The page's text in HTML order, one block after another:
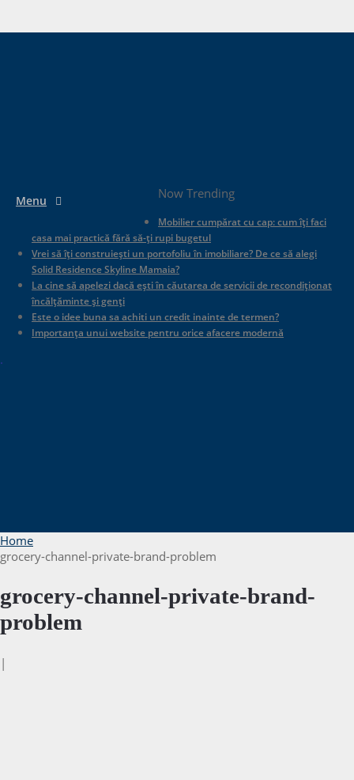
Menu Now Trending
Mobilier cumpărat cu cap: cum îți faci
casa mai practică fără să-ți rupi bugetul
Vrei să îți construiești un portofoliu în imobiliare? De ce să alegi
Solid Residence Skyline Mamaia?
La cine să apelezi dacă ești în căutarea de servicii de recondiționat
încălțăminte și genți
Este o idee buna sa achiti un credit inainte de termen?
Importanța unui website pentru orice afacere modernă
.
Home
grocery-channel-private-brand-problem
grocery-channel-private-brand-
problem
|